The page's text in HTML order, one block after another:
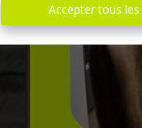
Accepter tous